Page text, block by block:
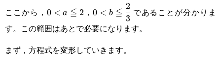
ここから， 0<a\leqq2
0 < a ≦ 2 ， 0<b\leqq\cfrac{2}
{3}
0 < b ≦ 3
2
であることが分かりま
す。この範囲はあとで必要になります。
まず，方程式を変形していきます。